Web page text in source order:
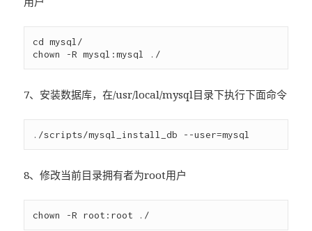
cd mysql/
7、安装数据库，在/usr/local/mysql目录下执行下面命令
8、修改当前目录拥有者为root用户